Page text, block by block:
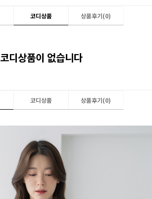
코디상품 상품후기(0)
코디상품이 없습니다
코디상품 상품후기(0)